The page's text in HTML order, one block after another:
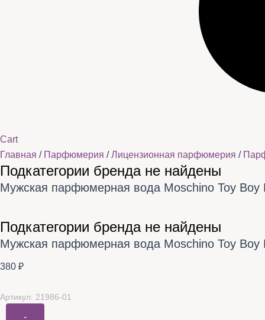
Cart
Главная / Парфюмерия /Лицензионная парфюмерия /
Подкатегории бренда не найдены
Мужская парфюмерная вода Moschino Toy Boy
Подкатегории бренда не найдены
Мужская парфюмерная вода Moschino Toy Boy
380 ₽
Артикул: 21986-01
-